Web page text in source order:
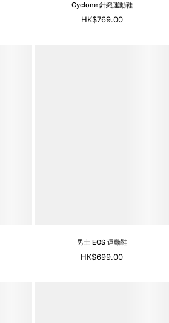
Cyclone 針織運動鞋
HK$769.00
男士 EOS 運動鞋
HK$699.00